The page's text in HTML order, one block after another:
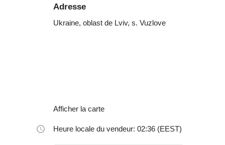
Adresse
Ukraine, oblast de Lviv, s. Vuzlove
Afficher la carte
Heure locale du vendeur: 02:36 (EEST)